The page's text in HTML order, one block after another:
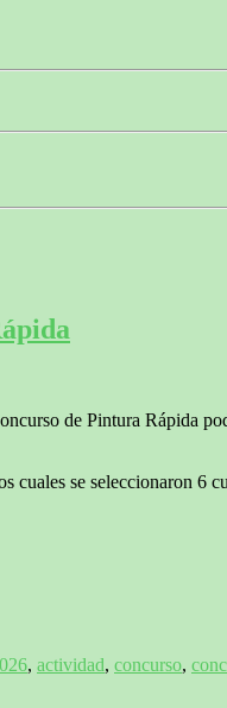
de Pintura Rápida
cuales se seleccionaron 6
, actividad, concurso,